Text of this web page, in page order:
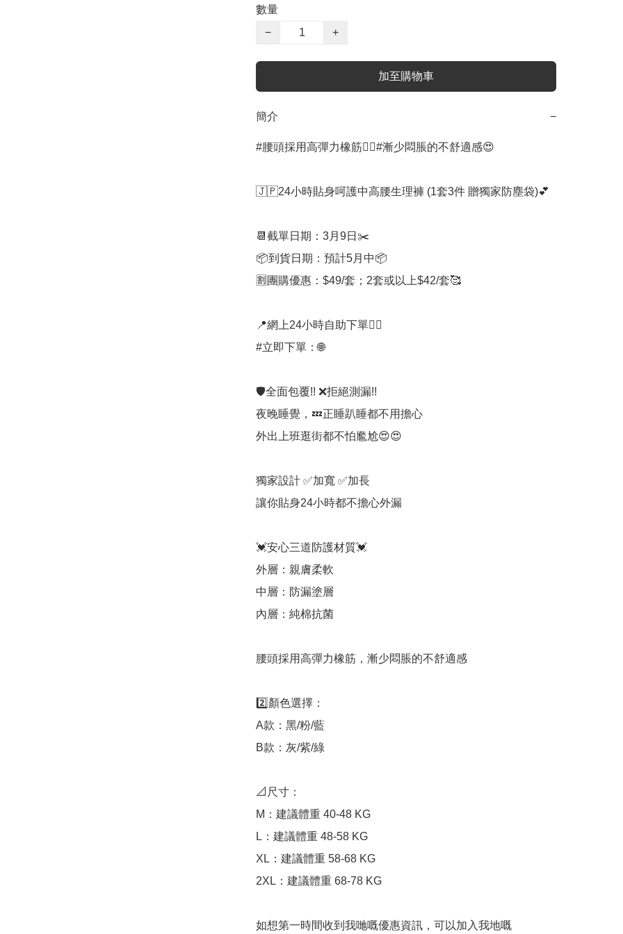
數量
−
+
加至購物車
簡介 −
#腰頭採用高彈力橡筋👍🏻#漸少悶脹的不舒適感😍
🇯🇵24小時貼身呵護中高腰生理褲 (1套3件 贈獨家防塵袋)💕
📆截單日期：3月9日✂️
📦到貨日期：預計5月中📦
🈹團購優惠：$49/套；2套或以上$42/套🥰
📍網上24小時自助下單👍🏻
#立即下單：🌐
🛡️全面包覆!! ❌拒絕測漏!!
夜晚睡覺，💤正睡趴睡都不用擔心
外出上班逛街都不怕尷尬😍😍
獨家設計 ✅加寬 ✅加長
讓你貼身24小時都不擔心外漏
💓安心三道防護材質💓
外層：親膚柔軟
中層：防漏塗層
內層：純棉抗菌
腰頭採用高彈力橡筋，漸少悶脹的不舒適感
2️⃣顏色選擇：
A款：黑/粉/藍
B款：灰/紫/綠
📐尺寸：
M：建議體重 40-48 KG
L：建議體重 48-58 KG
XL：建議體重 58-68 KG
2XL：建議體重 68-78 KG
如想第一時間收到我哋嘅優惠資訊，可以加入我地嘅